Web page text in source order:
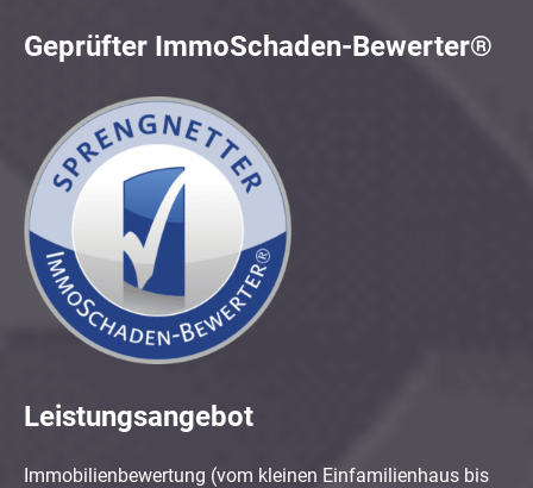
Geprüfter ImmoSchaden-Bewerter®
Leistungsangebot
Immobilienbewertung (vom kleinen Einfamilienhaus bis